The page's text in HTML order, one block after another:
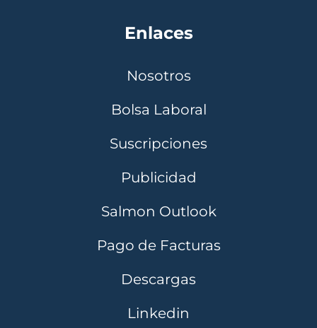
Enlaces
Nosotros
Bolsa Laboral
Suscripciones
Publicidad
Salmon Outlook
Pago de Facturas
Descargas
Linkedin